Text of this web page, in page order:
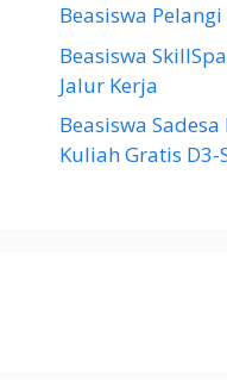
Beasiswa
Beasiswa
Jalur Kerja
Beasiswa
Kuliah Gratis D3-